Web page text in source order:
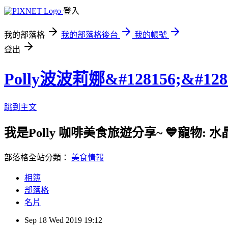
登入
我的部落格 我的部落格後台
我的帳號
登出
Polly波波莉娜
跳到主文
我是Polly 咖啡美食旅遊分享~ 💙寵物: 水
部落格全站分類： 美食情報
相簿
部落格
名片
Sep 18 Wed 2019 19:12